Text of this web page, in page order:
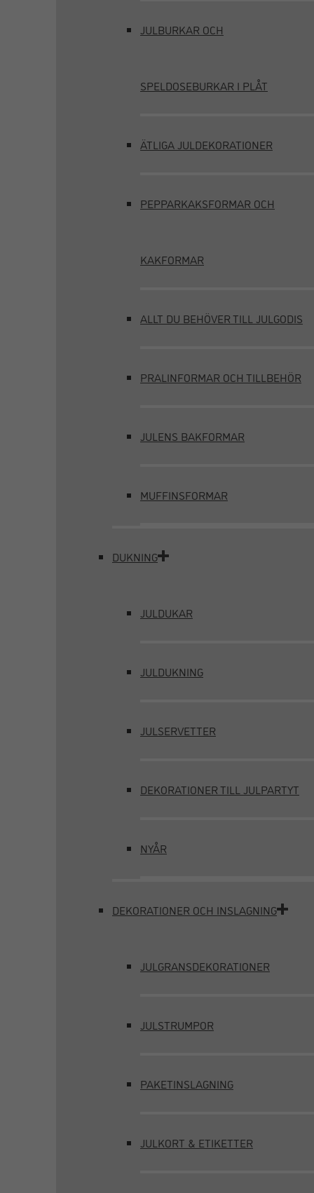
JULBURKAR OCH
SPELDOSEBURKAR I PLÅT
ÄTLIGA JULDEKORATIONER
PEPPARKAKSFORMAR OCH
KAKFORMAR
ALLT DU BEHÖVER TILL JULGODIS
PRALINFORMAR OCH TILLBEHÖR
JULENS BAKFORMAR
MUFFINSFORMAR
DUKNING
JULDUKAR
JULDUKNING
JULSERVETTER
DEKORATIONER TILL JULPARTYT
NYÅR
DEKORATIONER OCH INSLAGNING
JULGRANSDEKORATIONER
JULSTRUMPOR
PAKETINSLAGNING
JULKORT & ETIKETTER